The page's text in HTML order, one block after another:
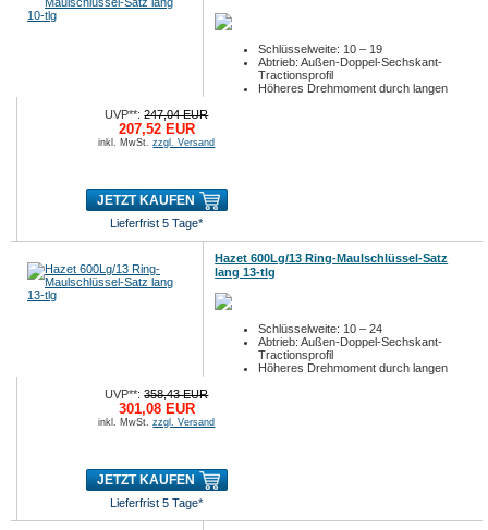
Schlüsselweite: 10 – 19
Abtrieb: Außen-Doppel-Sechskant-
Tractionsprofil
Höheres Drehmoment durch langen
UVP**:247,04 EUR
207,52 EUR
inkl. MwSt.zzgl. Versand
JETZT KAUFEN
Lieferfrist 5 Tage*
Hazet 600Lg/13 Ring-Maulschlüssel-Satz
lang 13-tlg
Schlüsselweite: 10 – 24
Abtrieb: Außen-Doppel-Sechskant-
Tractionsprofil
Höheres Drehmoment durch langen
UVP**:358,43 EUR
301,08 EUR
inkl. MwSt.zzgl. Versand
JETZT KAUFEN
Lieferfrist 5 Tage*